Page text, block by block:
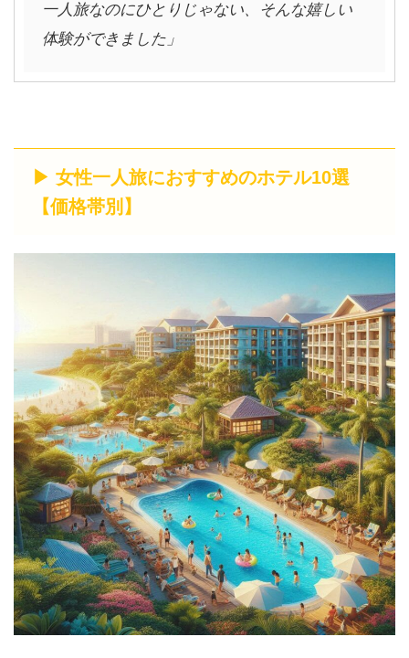
一人旅なのにひとりじゃない、そんな嬉しい
体験ができました」
▶ 女性一人旅におすすめのホテル10選
【価格帯別】